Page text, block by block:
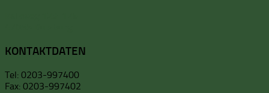
KONTAKTDATEN
Tel: 0203-997400
Fax: 0203-997402